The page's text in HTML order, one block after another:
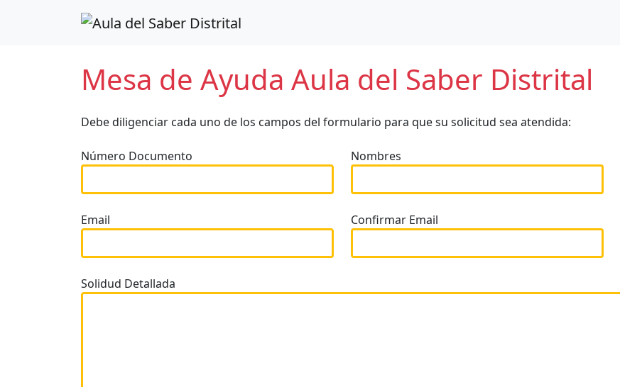
Mesa de Ayuda Aula del Saber Distrital
Debe diligenciar cada uno de los campos del formulario para que su solicitud sea atendida:
Número Documento Nombres
Email Confirmar Email
Solidud Detallada